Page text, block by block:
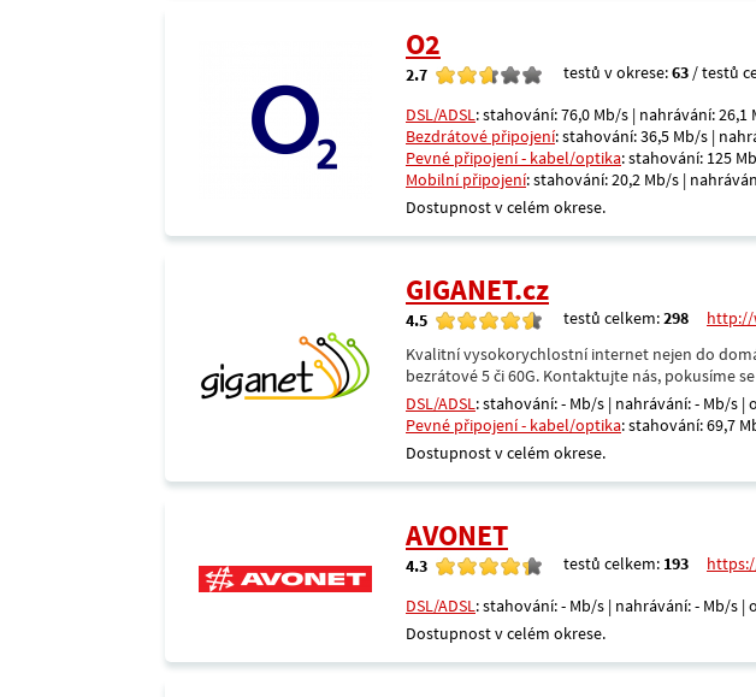
O2
2.7 testů v okrese:63 / testů
DSL/ADSL: stahování: 76,0 Mb/s | nahrávání: 26,1
Bezdrátové připojení: stahování: 36,5 Mb/s |
Pevné připojení - kabel/optika: stahování: 125
Mobilní připojení: stahování: 20,2 Mb/s |
Dostupnost v celém okrese.
GIGANET.cz
4.5 testů celkem:298
http://
Kvalitní vysokorychlostní internet nejen do
bezrátové 5 či 60G. Kontaktujte nás, pokusíme
DSL/ADSL: stahování: - Mb/s | nahrávání: - Mb/s |
Pevné připojení - kabel/optika: stahování: 69,7
Dostupnost v celém okrese.
AVONET
4.3 testů celkem: 193
DSL/ADSL: stahování: - Mb/s | nahrávání: - Mb/s |
Dostupnost v celém okrese.